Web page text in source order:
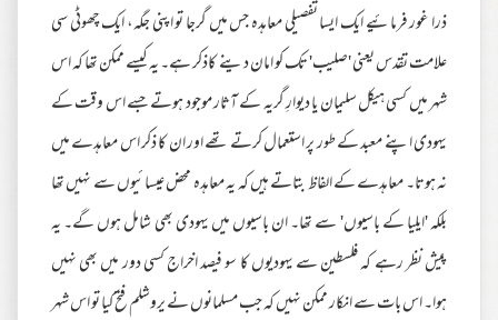
ذرا غور فرمائیے ایک ایسا تفصیلی معاہدہ جس میں گرجا تو اپنی جگہ، ایک چھوٹی سی
علامت تقدس یعنی 'صلیب' تک کو امان دینے کاذکر ہے۔ یہ کیسے ممکن تھا کہ اس
شہر میں کسی ہیکل سلیمان یا دیوارِ گریہ کے آثار موجود ہوتے جسے اس وقت کے
یہودی اپنے معبد کے طور پر استعمال کرتے تھے اور ان کا ذکر اس معاہدے میں
نہ ہوتا۔ معاہدے کے الفاظ بتاتے ہیں کہ یہ معاہدہ محض عیسائیوں سے نہیں تھا
بلکہ 'ایلیا کے باسیوں' سے تھا۔ ان باسیوں میں یہودی بھی شامل ہوں گے۔ یہ
پیش نظر رہے کہ فلسطین سے یہودیوں کا سو فیصد اخراج کسی دور میں بھی نہیں
ہوا۔ اس بات سے انکار ممکن نہیں کہ جب مسلمانوں نے یروشلم فتح کیا تو اس شہر